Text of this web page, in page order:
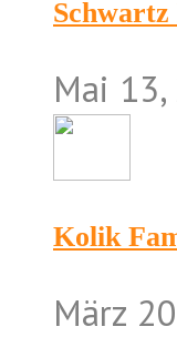
Mai
Kolik
März